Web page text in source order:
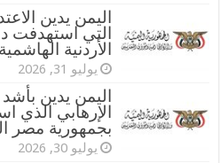
اليمن يدين
التي استهدفت
الأردنية الهاشمية
يوليو 31, 2026
اليمن يدين
الإرهابي الذي
بجمهورية مصر
يوليو 30, 2026